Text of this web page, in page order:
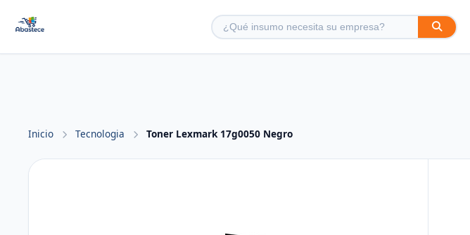
Inicio Tecnologia Toner Lexmark 17g0050 Negro